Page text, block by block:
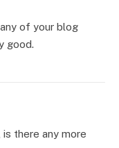
of your blog
good.
there any more